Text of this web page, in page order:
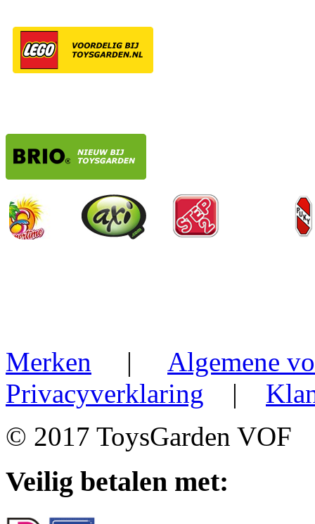
Merken | Algemene
Privacyverklaring |
© 2017 ToysGarden VOF
Veilig betalen met: